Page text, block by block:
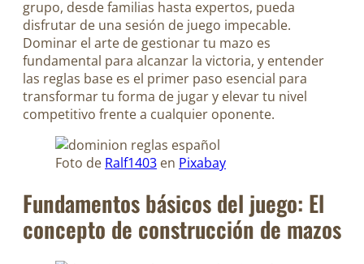
grupo, desde familias hasta expertos, pueda
disfrutar de una sesión de juego impecable.
Dominar el arte de gestionar tu mazo es
fundamental para alcanzar la victoria, y entender
las reglas base es el primer paso esencial para
transformar tu forma de jugar y elevar tu nivel
competitivo frente a cualquier oponente.
Foto de Ralf1403 en Pixabay
Fundamentos básicos del juego: El
concepto de construcción de mazos